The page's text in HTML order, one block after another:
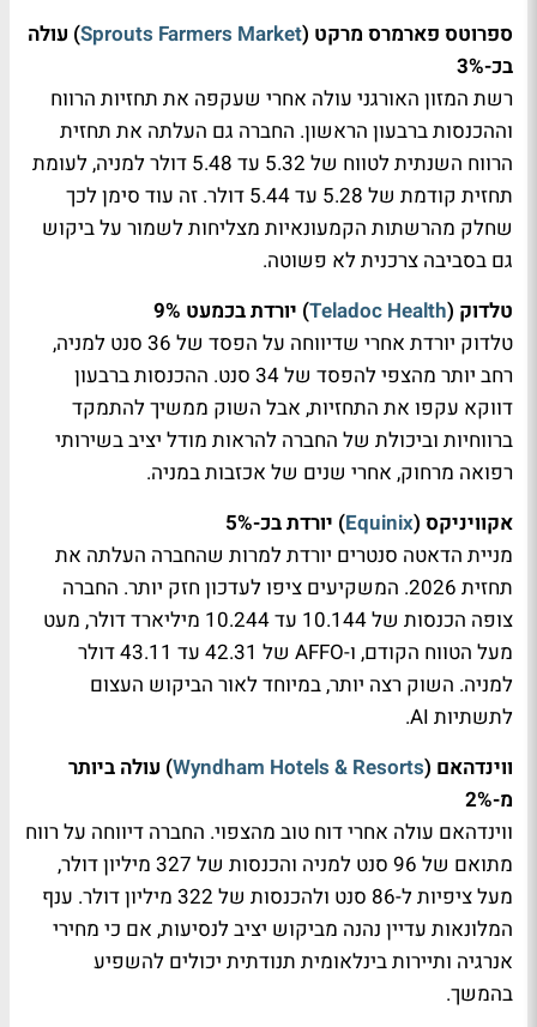
ספרוטס פארמרס מרקט (Sprouts Farmers Market) עולה
בכ-3%
רשת המזון האורגני עולה אחרי שעקפה את תחזיות הרווח
וההכנסות ברבעון הראשון. החברה גם העלתה את תחזית
הרווח השנתית לטווח של 5.32 עד 5.48 דולר למניה, לעומת
תחזית קודמת של 5.28 עד 5.44 דולר. זה עוד סימן לכך
שחלק מהרשתות הקמעונאיות מצליחות לשמור על ביקוש
גם בסביבה צרכנית לא פשוטה.
טלדוק (Teladoc Health) יורדת בכמעט 9%
טלדוק יורדת אחרי שדיווחה על הפסד של 36 סנט למניה,
רחב יותר מהצפי להפסד של 34 סנט. ההכנסות ברבעון
דווקא עקפו את התחזיות, אבל השוק ממשיך להתמקד
ברווחיות וביכולת של החברה להראות מודל יציב בשירותי
רפואה מרחוק, אחרי שנים של אכזבות במניה.
אקוויניקס (Equinix) יורדת בכ-5%
מניית הדאטה סנטרים יורדת למרות שהחברה העלתה את
תחזית 2026. המשקיעים ציפו לעדכון חזק יותר. החברה
צופה הכנסות של 10.144 עד 10.244 מיליארד דולר, מעט
מעל הטווח הקודם, ו-AFFO של 42.31 עד 43.11 דולר
למניה. השוק רצה יותר, במיוחד לאור הביקוש העצום
לתשתיות AI.
ווינדהאם (Wyndham Hotels & Resorts) עולה ביותר
מ-2%
ווינדהאם עולה אחרי דוח טוב מהצפוי. החברה דיווחה על רווח
מתואם של 96 סנט למניה והכנסות של 327 מיליון דולר,
מעל ציפיות ל-86 סנט ולהכנסות של 322 מיליון דולר. ענף
המלונאות עדיין נהנה מביקוש יציב לנסיעות, אם כי מחירי
אנרגיה ותיירות בינלאומית תנודתית יכולים להשפיע
בהמשך.